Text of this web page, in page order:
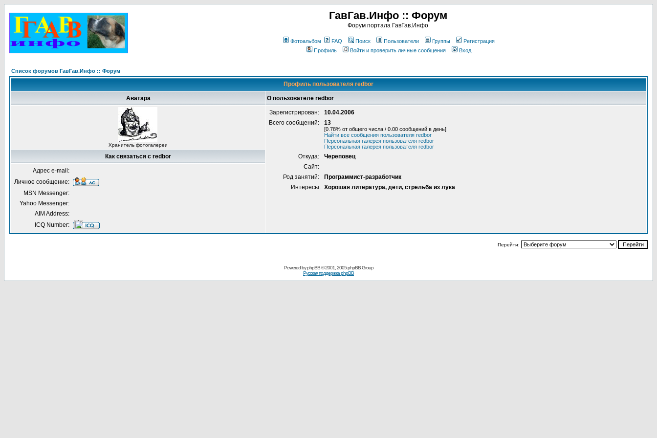
ГавГав.Инфо :: Форум
Форум портала ГавГав.Инфо
Фотоальбом FAQ Поиск Пользователи Группы
Регистрация
Профиль
Войти и проверить личные сообщения Вход
Список форумов ГавГав.Инфо :: Форум
Профиль пользователя redbor
Аватара О пользователе redbor
Хранитель фотогалереи
Зарегистрирован:
10.04.2006
Всего сообщений:
13
[0.78% от общего числа / 0.00 сообщений в день]
Найти все сообщения пользователя redbor
Персональная галерея пользователя redbor
Персональная галерея пользователя redbor
Откуда:
Череповец
Сайт:
Род занятий:
Программист-разработчик
Интересы: Хорошая литература, дети, стрельба из лука
Как связаться с redbor
Адрес e-mail:
Личное сообщение:
MSN Messenger:
Yahoo Messenger:
AIM Address:
ICQ Number:
Перейти:
Powered byphpBB© 2001, 2005 phpBB Group
Русская поддержка phpBB